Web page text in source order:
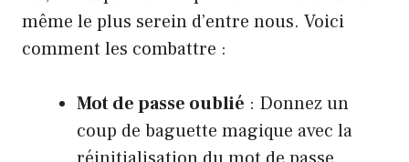
même le plus serein d’entre nous. Voici
comment les combattre :
Mot de passe oublié : Donnez un
coup de baguette magique avec la